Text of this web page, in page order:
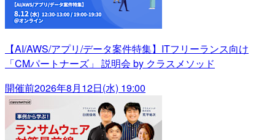
【AI/AWS/アプリ/データ案件特集】ITフリーランス向け
「CMパートナーズ」 説明会 by クラスメソッド
開催前2026年8月12日(水) 19:00